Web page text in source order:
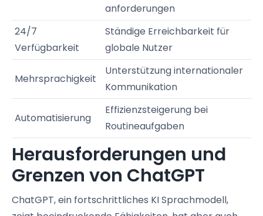
anforderungen
24/7
Verfügbarkeit
Ständige Erreichbarkeit für
globale Nutzer
Mehrsprachigkeit
Unterstützung internationaler
Kommunikation
Automatisierung
Effizienzsteigerung bei
Routineaufgaben
Herausforderungen und
Grenzen von ChatGPT
ChatGPT, ein fortschrittliches KI Sprachmodell,